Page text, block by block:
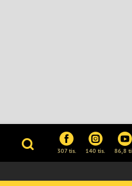
307 tis. 140 tis. 86,8